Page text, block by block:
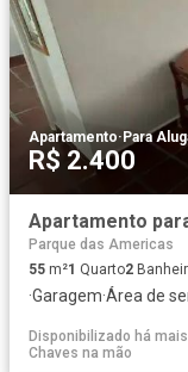
Apartamento· Para
R$ 2.400
Parque das Americas
55 m²1 Quarto2
·Garagem·Área de
Disponibilizado há
Chaves na mão